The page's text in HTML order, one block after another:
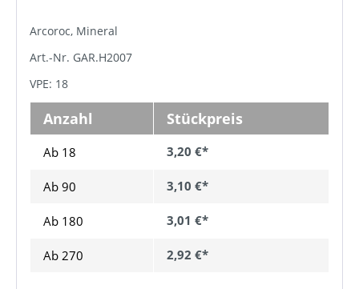
Arcoroc, Mineral
Art.-Nr. GAR.H2007
VPE: 18
Anzahl Stückpreis
Ab 18 3,20 €*
Ab 90 3,10 €*
Ab 180 3,01 €*
Ab 270 2,92 €*